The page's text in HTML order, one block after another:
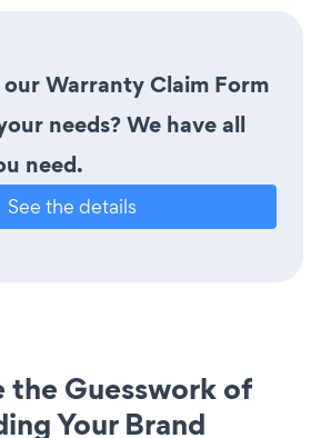
Warranty Claim Form
needs? We have all
need.
See the details
the Guesswork of
Your Brand